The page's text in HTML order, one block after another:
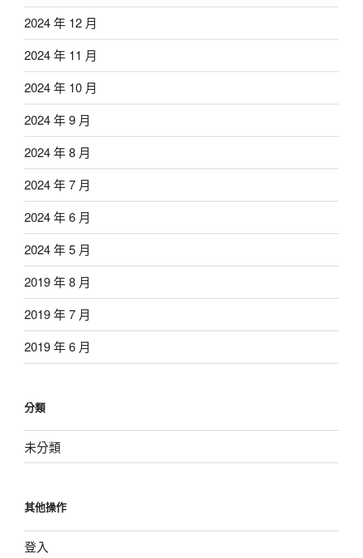
2024 年 12 月
2024 年 11 月
2024 年 10 月
2024 年 9 月
2024 年 8 月
2024 年 7 月
2024 年 6 月
2024 年 5 月
2019 年 8 月
2019 年 7 月
2019 年 6 月
分類
未分類
其他操作
登入